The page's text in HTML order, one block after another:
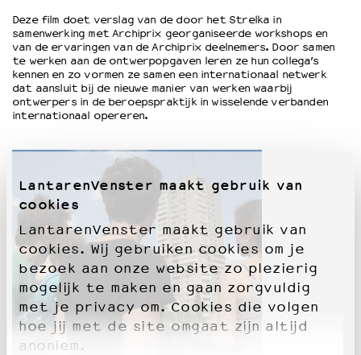
LantarenVenster maakt gebruik van
cookies
LantarenVenster maakt gebruik van
cookies. Wij gebruiken cookies om je
bezoek aan onze website zo plezierig
mogelijk te maken en gaan zorgvuldig
met je privacy om. Cookies die volgen
hoe jij met de site omgaat zijn altijd
anoniem.
OVER LANTARENVENSTER
Wat we doen
Werken bij
Wie is wie
Word vriend
Partners
Privacyverklaring
Integriteits- en gedragscode
Duurzaamheid
Culturele boycot Israël
Ruimte voor artistieke vrijheid – VNPF
Deze film doet verslag van de door het Strelka in
samenwerking met Archiprix georganiseerde workshops en
van de ervaringen van de Archiprix deelnemers. Door samen
te werken aan de ontwerpopgaven leren ze hun collega’s
kennen en zo vormen ze samen een internationaal netwerk
dat aansluit bij de nieuwe manier van werken waarbij
ontwerpers in de beroepspraktijk in wisselende verbanden
internationaal opereren.